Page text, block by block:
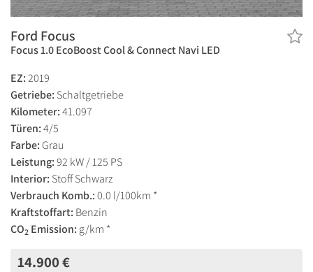
Ford Focus
Focus 1.0 EcoBoost Cool & Connect Navi LED
EZ:2019
Getriebe: Schaltgetriebe
Kilometer:41.097
Türen:4/5
Farbe: Grau
Leistung:92 kW / 125 PS
Interior: Stoff Schwarz
Verbrauch Komb.:0.0 l/100km *
Kraftstoffart: Benzin
CO2 Emission: g/km *
14.900 €